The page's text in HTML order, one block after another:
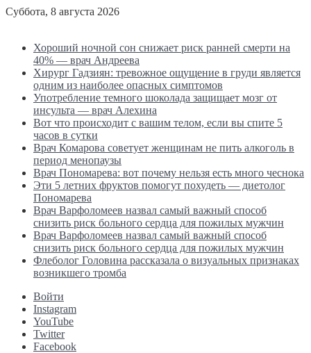
Суббота, 8 августа 2026
Хороший ночной сон снижает риск ранней смерти на
40% — врач Андреева
Хирург Гадзиян: тревожное ощущение в груди является
одним из наиболее опасных симптомов
Употребление темного шоколада защищает мозг от
инсульта — врач Алехина
Вот что происходит с вашим телом, если вы спите 5
часов в сутки
Врач Комарова советует женщинам не пить алкоголь в
период менопаузы
Врач Пономарева: вот почему нельзя есть много чеснока
Эти 5 летних фруктов помогут похудеть — диетолог
Пономарева
Врач Варфоломеев назвал самый важный способ
снизить риск больного сердца для пожилых мужчин
Врач Варфоломеев назвал самый важный способ
снизить риск больного сердца для пожилых мужчин
Флеболог Головина рассказала о визуальных признаках
возникшего тромба
Войти
Instagram
YouTube
Twitter
Facebook